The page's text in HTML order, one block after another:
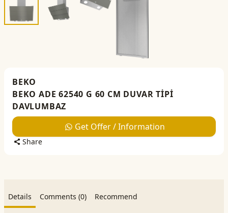
BEKO
BEKO ADE 62540 G 60 CM DUVAR TİPİ
DAVLUMBAZ
Get Offer / Information
Share
Details Comments (0) Recommend